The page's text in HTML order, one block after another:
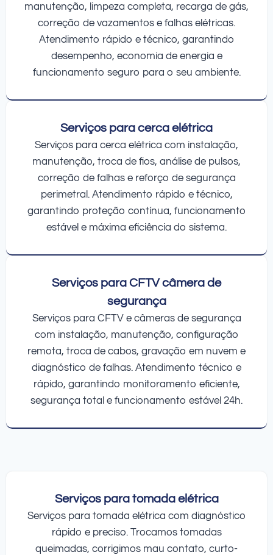
manutenção, limpeza completa, recarga de gás,
correção de vazamentos e falhas elétricas.
Atendimento rápido e técnico, garantindo
desempenho, economia de energia e
funcionamento seguro para o seu ambiente.
Serviços para cerca elétrica
Serviços para cerca elétrica com instalação,
manutenção, troca de fios, análise de pulsos,
correção de falhas e reforço de segurança
perimetral. Atendimento rápido e técnico,
garantindo proteção contínua, funcionamento
estável e máxima eficiência do sistema.
Serviços para CFTV câmera de
segurança
Serviços para CFTV e câmeras de segurança
com instalação, manutenção, configuração
remota, troca de cabos, gravação em nuvem e
diagnóstico de falhas. Atendimento técnico e
rápido, garantindo monitoramento eficiente,
segurança total e funcionamento estável 24h.
Serviços para tomada elétrica
Serviços para tomada elétrica com diagnóstico
rápido e preciso. Trocamos tomadas
queimadas, corrigimos mau contato, curto-